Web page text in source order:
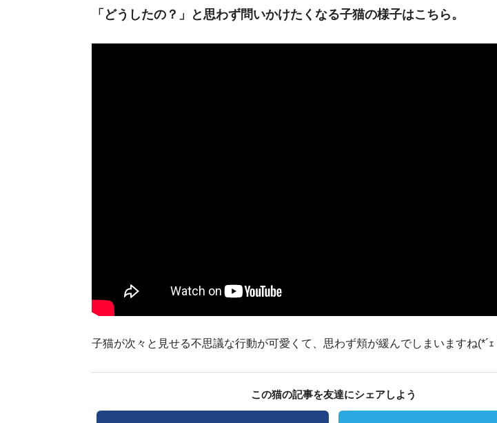
「どうしたの？」と思わず問いかけたくなる子猫の様子はこちら。
子猫が次々と見せる不思議な行動が可愛くて、思わず頬が緩んでしまいますね(*´ｪ
この猫の記事を友達にシェアしよう